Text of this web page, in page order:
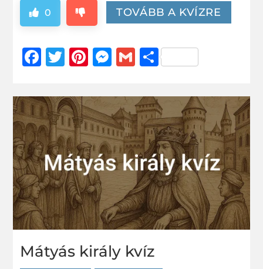
0 TOVÁBB A KVÍZRE
Facebook
Twitter
Pinterest
Messenger
GmailOssza
Mátyás király kvíz